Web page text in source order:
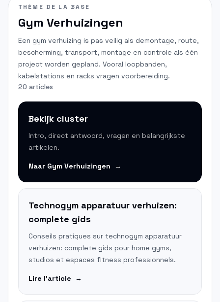
THÈME DE LA BASE
Gym Verhuizingen
Een gym verhuizing is pas veilig als demontage, route,
bescherming, transport, montage en controle als één
project worden gepland. Vooral loopbanden,
kabelstations en racks vragen voorbereiding.
20 articles
Bekijk cluster
Intro, direct antwoord, vragen en belangrijkste
artikelen.
Naar Gym Verhuizingen →
Technogym apparatuur verhuizen:
complete gids
Conseils pratiques sur technogym apparatuur
verhuizen: complete gids pour home gyms,
studios et espaces fitness professionnels.
Lire l'article →